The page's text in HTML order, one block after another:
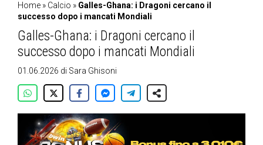
Home » Calcio » Galles-Ghana: i Dragoni cercano il
successo dopo i mancati Mondiali
Galles-Ghana: i Dragoni cercano il
successo dopo i mancati Mondiali
01.06.2026 di Sara Ghisoni